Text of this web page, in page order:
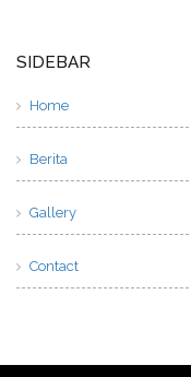
SIDEBAR
Home
Berita
Gallery
Contact